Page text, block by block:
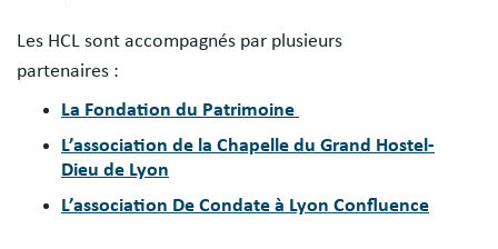
Les HCL sont accompagnés par plusieurs
partenaires :
La Fondation du Patrimoine
L’association de la Chapelle du Grand Hostel-
Dieu de Lyon
L’association De Condate à Lyon Confluence